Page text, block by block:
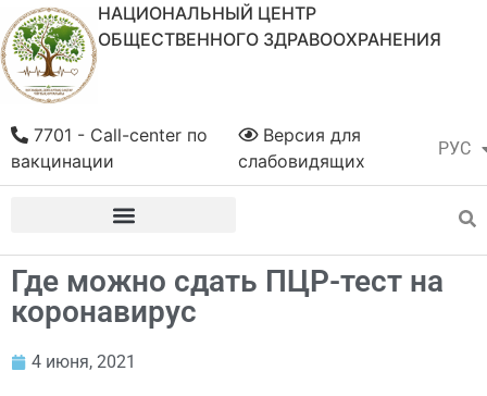
НАЦИОНАЛЬНЫЙ ЦЕНТР
ОБЩЕСТВЕННОГО ЗДРАВООХРАНЕНИЯ
РУС
ҚАЗ
Версия для
слабовидящих
7701 - Call-center по
вакцинации
Где можно сдать ПЦР-тест на
коронавирус
4 июня, 2021